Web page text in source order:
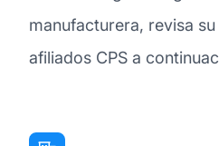
manufacturera, revisa
afiliados CPS a